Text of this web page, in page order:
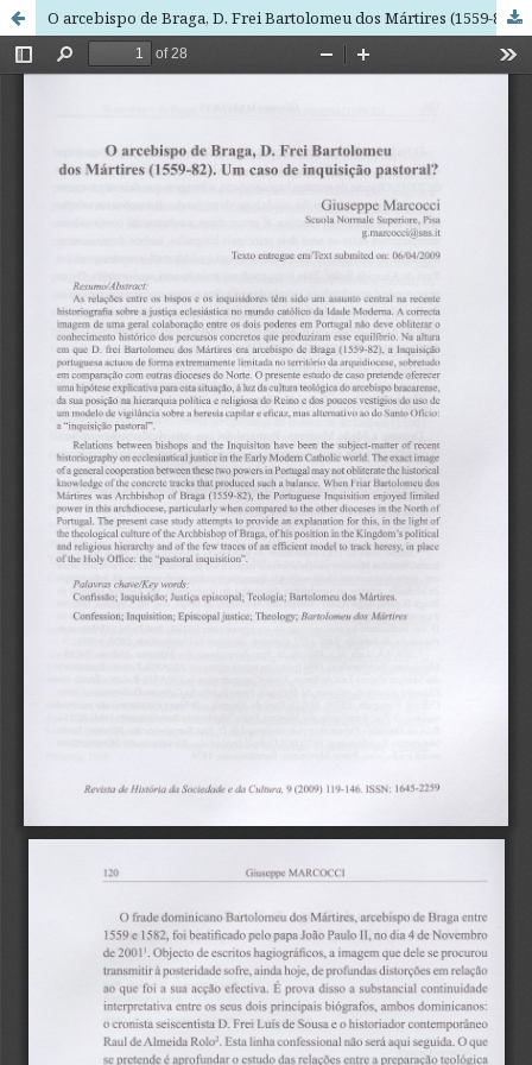
O arcebispo de Braga, D. Frei Bartolomeu dos Mártires (1559-82). Um caso de inquisição pastoral?